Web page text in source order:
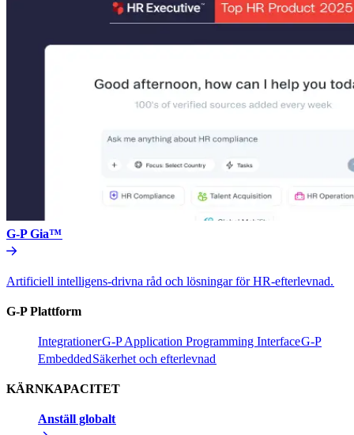
G-P Gia™​​
Artificiell intelligens-drivna råd och lösningar för HR-efterlevnad.​​
G-P Plattform​​
Integrationer​​G-P Application Programming Interface​​G-P
Embedded​​Säkerhet och efterlevnad​​
KÄRNKAPACITET​​
Anställ globalt​​